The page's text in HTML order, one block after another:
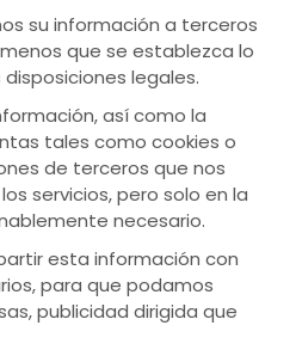
su información a terceros
que se establezca lo
legales.
así como la
tales como cookies o
de terceros que nos
servicios, pero solo en la
necesario.
esta información con
para que podamos
publicidad dirigida que